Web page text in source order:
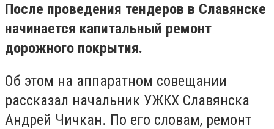
После проведения тендеров в Славянске
начинается капитальный ремонт
дорожного покрытия.
Об этом на аппаратном совещании
рассказал начальник УЖКХ Славянска
Андрей Чичкан. По его словам, ремонт